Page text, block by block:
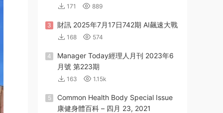
171 889
3 財訊 2025年7月17日742期 AI飆速大戰
168 574
4
Manager Today經理人月刊 2023年6
月號 第223期
163 1.15k
5
Common Health Body Special Issue
康健身體百科 – 四月 23, 2021